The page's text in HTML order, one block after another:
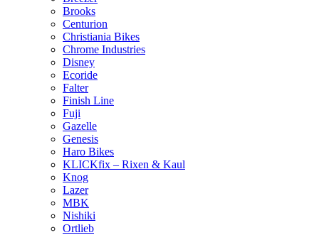
Brooks
Centurion
Christiania Bikes
Chrome Industries
Disney
Ecoride
Falter
Finish Line
Fuji
Gazelle
Genesis
Haro Bikes
KLICKfix – Rixen & Kaul
Knog
Lazer
MBK
Nishiki
Ortlieb